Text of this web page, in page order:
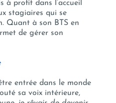
à profit dans l’accueil
stagiaires qui se
Quant à son BTS en
de gérer son
entrée dans le monde
sa voix intérieure,